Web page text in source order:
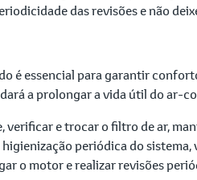
das revisões e não
é essencial para garantir
a prolongar a vida útil do ar-
e trocar o filtro de ar,
periódica do
o motor e realizar revisões